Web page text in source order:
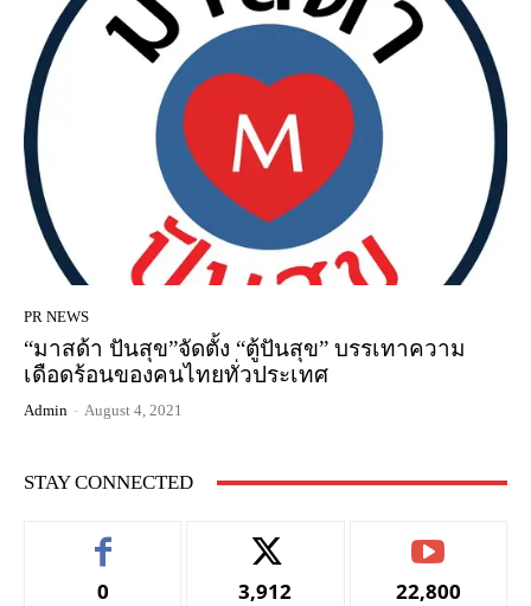
PR NEWS
“มาสด้า ปันสุข”จัดตั้ง “ตู้ปันสุข” บรรเทาความ
เดือดร้อนของคนไทยทั่วประเทศ
Admin - August 4, 2021
STAY CONNECTED
0 3,912 22,800